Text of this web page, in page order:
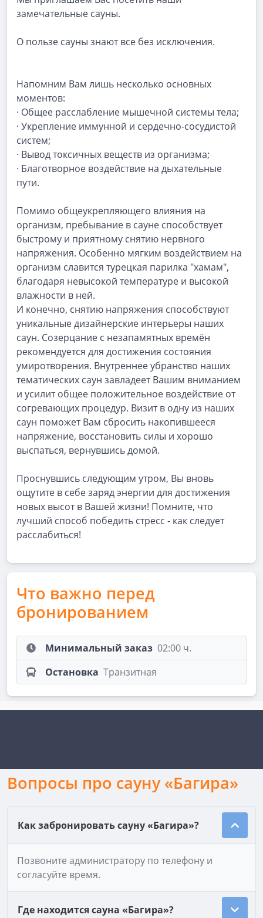
замечательные сауны.
О пользе сауны знают все без исключения.
Напомним Вам лишь несколько основных
моментов:
· Общее расслабление мышечной системы тела;
· Укрепление иммунной и сердечно-сосудистой
систем;
· Вывод токсичных веществ из организма;
· Благотворное воздействие на дыхательные
пути.
Помимо общеукрепляющего влияния на
организм, пребывание в сауне способствует
быстрому и приятному снятию нервного
напряжения. Особенно мягким воздействием на
организм славится турецкая парилка "хамам",
благодаря невысокой температуре и высокой
влажности в ней.
И конечно, снятию напряжения способствуют
уникальные дизайнерские интерьеры наших
саун. Созерцание с незапамятных времён
рекомендуется для достижения состояния
умиротворения. Внутреннее убранство наших
тематических саун завладеет Вашим вниманием
и усилит общее положительное воздействие от
согревающих процедур. Визит в одну из наших
саун поможет Вам сбросить накопившееся
напряжение, восстановить силы и хорошо
выспаться, вернувшись домой.
Проснувшись следующим утром, Вы вновь
ощутите в себе заряд энергии для достижения
новых высот в Вашей жизни! Помните, что
лучший способ победить стресс - как следует
расслабиться!
Что важно перед
бронированием
Минимальный заказ 02:00 ч.
Остановка Транзитная
Вопросы про сауну «Багира»
Как забронировать сауну «Багира»?
Позвоните администратору по телефону и
согласуйте время.
Где находится сауна «Багира»?